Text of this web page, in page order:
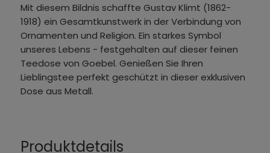
Mit diesem Bildnis schaffte Gustav Klimt (1862-
1918) ein Gesamtkunstwerk in der Verbindung von
Ornamenten und Religion. Ein starkes Symbol
unseres Lebens - festgehalten auf dieser feinen
Teedose von Goebel. Genießen Sie Ihren
Lieblingstee perfekt geschützt in dieser exklusiven
Dose aus Metall.
Produktdetails